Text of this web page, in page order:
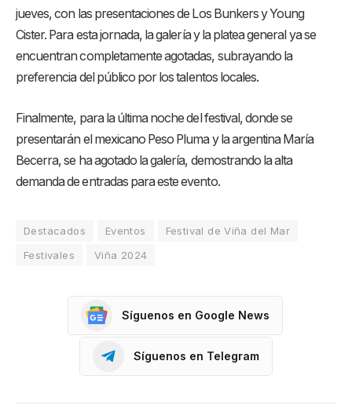
jueves, con las presentaciones de Los Bunkers y Young
Cister. Para esta jornada, la galería y la platea general ya se
encuentran completamente agotadas, subrayando la
preferencia del público por los talentos locales.
Finalmente, para la última noche del festival, donde se
presentarán el mexicano Peso Pluma y la argentina María
Becerra, se ha agotado la galería, demostrando la alta
demanda de entradas para este evento.
Destacados Eventos
Festival de Viña del Mar
Festivales
Viña 2024
Síguenos en Google News
Síguenos en Telegram